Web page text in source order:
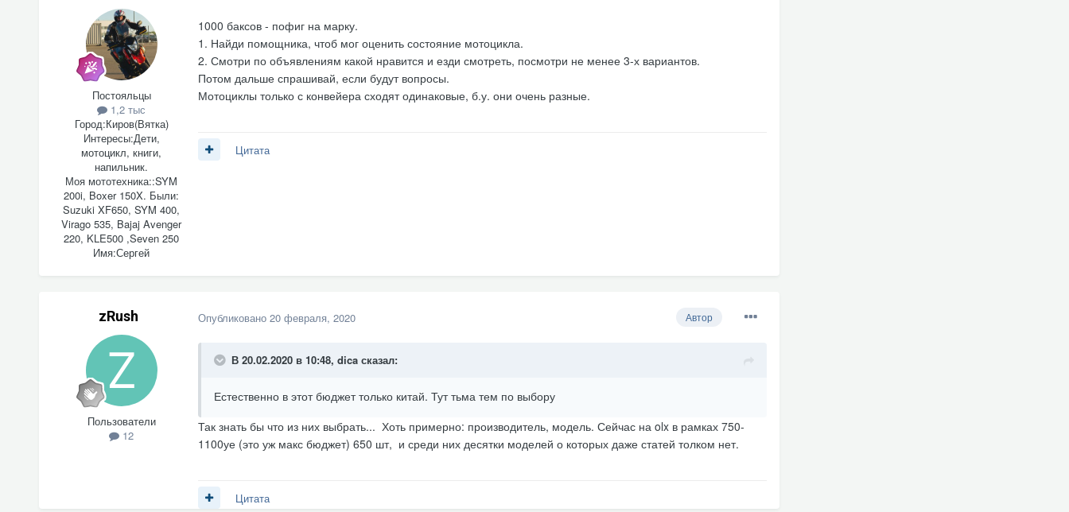
Постояльцы
1,2 тыс
Город:Киров(Вятка)
Интересы:Дети,
мотоцикл, книги,
напильник.
Моя мототехника::SYM
200i, Boxer 150X. Были:
Suzuki XF650, SYM 400,
Virago 535, Bajaj Avenger
220, KLE500 ,Seven 250
Имя:Сергей
1000 баксов - пофиг на марку.
1. Найди помощника, чтоб мог оценить состояние мотоцикла.
2. Смотри по объявлениям какой нравится и езди смотреть, посмотри не менее 3-х вариантов.
Потом дальше спрашивай, если будут вопросы.
Мотоциклы только с конвейера сходят одинаковые, б.у. они очень разные.
Цитата
zRush
Пользователи
12
Автор
Опубликовано 20 февраля, 2020
В 20.02.2020 в 10:48, dicaсказал:
Естественно в этот бюджет только китай. Тут тьма тем по выбору
Так знать бы что из них выбрать... Хоть примерно: производитель, модель. Сейчас на olx в рамках 750-
1100уе (это уж макс бюджет) 650 шт, и среди них десятки моделей о которых даже статей толком нет.
Цитата